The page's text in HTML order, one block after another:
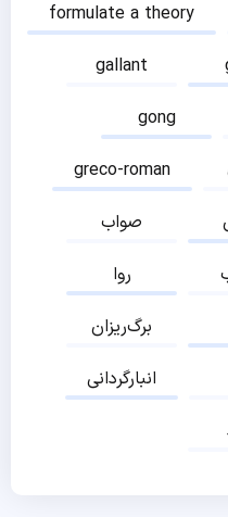
formulate a theory
gallant
gong
greco-roman
صواب
روا
برگ‌ریزان
انبارگردانی